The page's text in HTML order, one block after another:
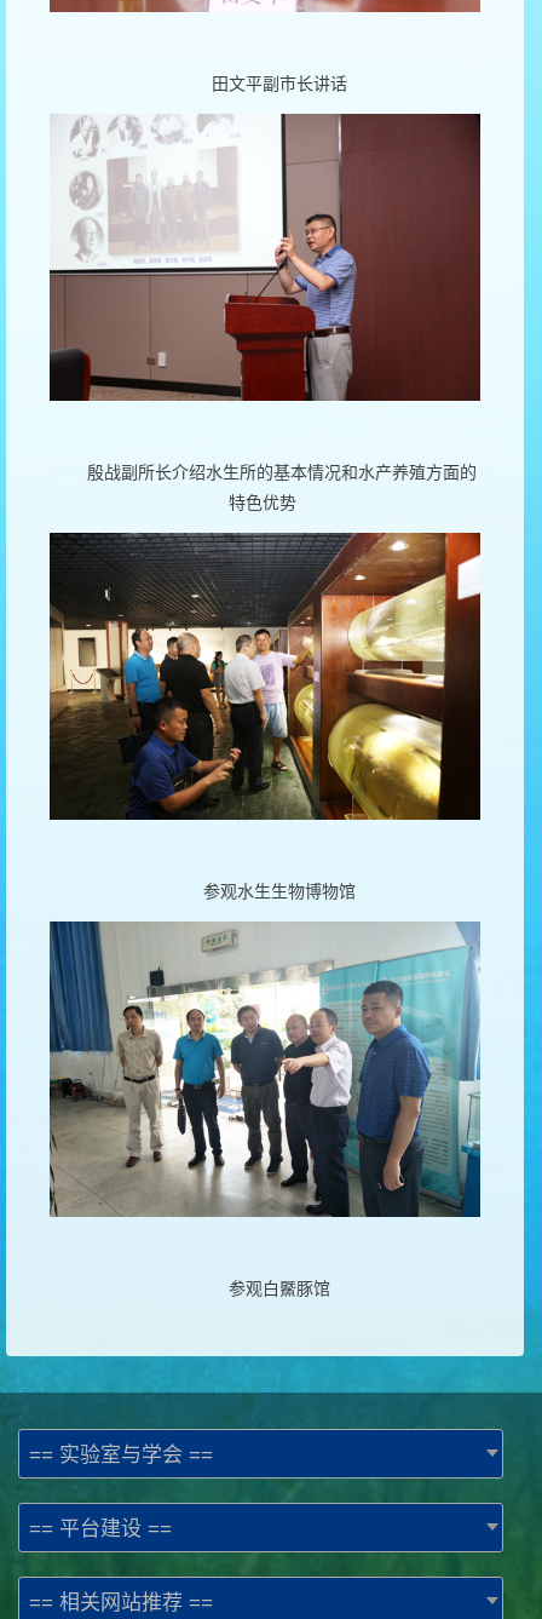
田文平副市长讲话
殷战副所长介绍水生所的基本情况和水产养殖方面的
特色优势
参观水生生物博物馆
参观白鱀豚馆
== 实验室与学会 ==
== 平台建设 ==
== 相关网站推荐 ==